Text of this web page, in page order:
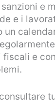
e
e i
un
fiscali e